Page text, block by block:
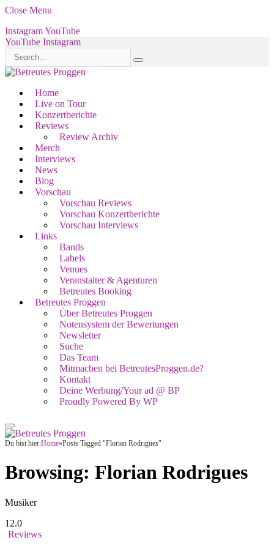
Close Menu
InstagramYouTube
YouTube Instagram
Home
Live on Tour
Konzertberichte
Reviews
Review Archiv
Merch
Interviews
News
Blog
Vorschau
Vorschau Reviews
Vorschau Konzertberichte
Vorschau Interviews
Links
Bands
Labels
Venues
Veranstalter & Agenturen
Betreutes Booking
Betreutes Proggen
Über Betreutes Proggen
Notensystem der Bewertungen
Newsletter
Suche
Das Team
Mitmachen bei BetreutesProggen.de?
Kontakt
Deine Werbung/Your ad @ BP
Proudly Powered By WP
Du bist hier:Home»Posts Tagged "Florian Rodrigues"
Browsing: Florian Rodrigues
Musiker
12.0
Reviews